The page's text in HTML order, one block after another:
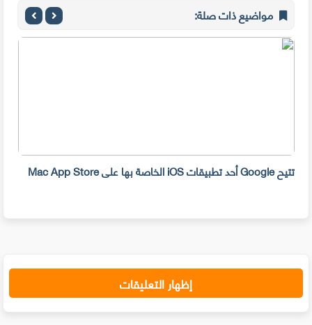
مواضيع ذات صلة:
تتيح Google أحد تطبيقات iOS الخاصة بها على Mac App Store
إظهار التعليقات